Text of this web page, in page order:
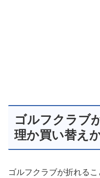
ゴルフクラブ
理か買い替え
ゴルフクラブが折れる